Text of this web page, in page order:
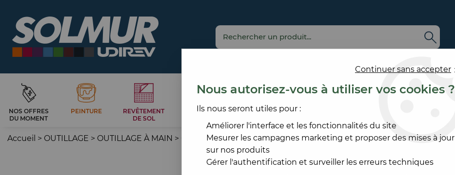
NOS OFFRES
DU MOMENT
PEINTURE
REVÊTEMENT
DE SOL
CARRELAGE
REVÊTEMENT
OUTILLAGE
Accueil > OUTILLAGE > OUTILLAGE À MAIN > COUTEAU >COUTEAU A BRULER
MARQUARDT
Continuer sans accepter
Nous autorisez-vous à utiliser vos cookies ?
Ils nous seront utiles pour :
Améliorer l'interface et les fonctionnalités du site
Mesurer les campagnes marketing et proposer des mises à jour
sur nos produits
Gérer l'authentification et surveiller les erreurs techniques